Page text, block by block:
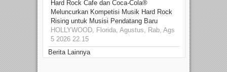
Hard Rock Cafe dan Coca-Cola®
Meluncurkan Kompetisi Musik Hard Rock
Rising untuk Musisi Pendatang Baru
HOLLYWOOD, Florida, Agustus, Rab, Ags
5 2026 22.15
Berita Lainnya